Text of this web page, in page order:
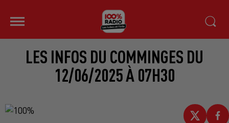
LES INFOS DU COMMINGES DU
12/06/2025 À 07H30